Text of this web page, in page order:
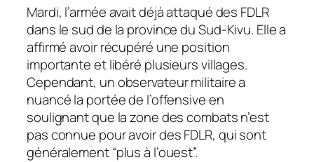
Mardi, l’armée avait déjà attaqué des FDLR
dans le sud de la province du Sud-Kivu. Elle a
affirmé avoir récupéré une position
importante et libéré plusieurs villages.
Cependant, un observateur militaire a
nuancé la portée de l’offensive en
soulignant que la zone des combats n’est
pas connue pour avoir des FDLR, qui sont
généralement “plus à l’ouest”.